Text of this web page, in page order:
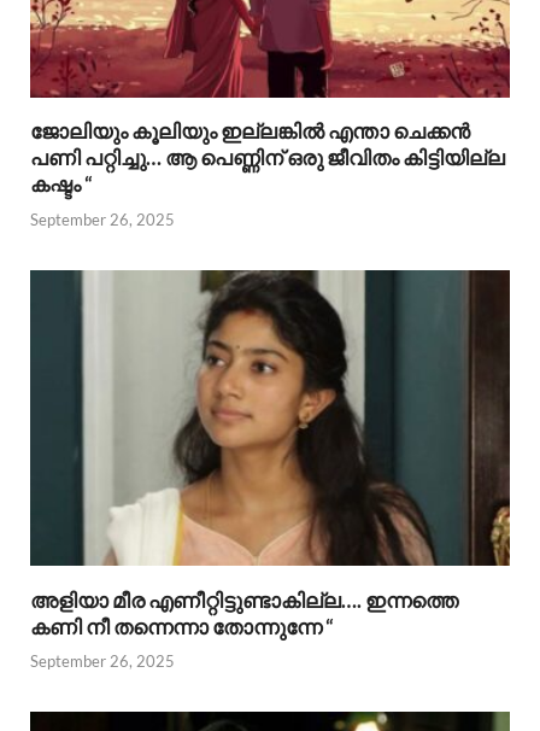
ജോലിയും കൂലിയും ഇല്ലങ്കിൽ എന്താ ചെക്കൻ
പണി പറ്റിച്ചു… ആ പെണ്ണിന് ഒരു ജീവിതം കിട്ടിയില്ല
കഷ്ടം “
September 26, 2025
അളിയാ മീര എണീറ്റിട്ടുണ്ടാകില്ല…. ഇന്നത്തെ
കണി നീ തന്നെന്നാ തോന്നുന്നേ “
September 26, 2025